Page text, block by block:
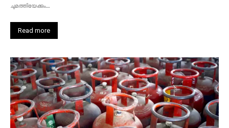
ചുമത്തിയേക്കും....
Read more